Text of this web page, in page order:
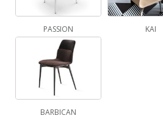
PASSION KAI
BARBICAN